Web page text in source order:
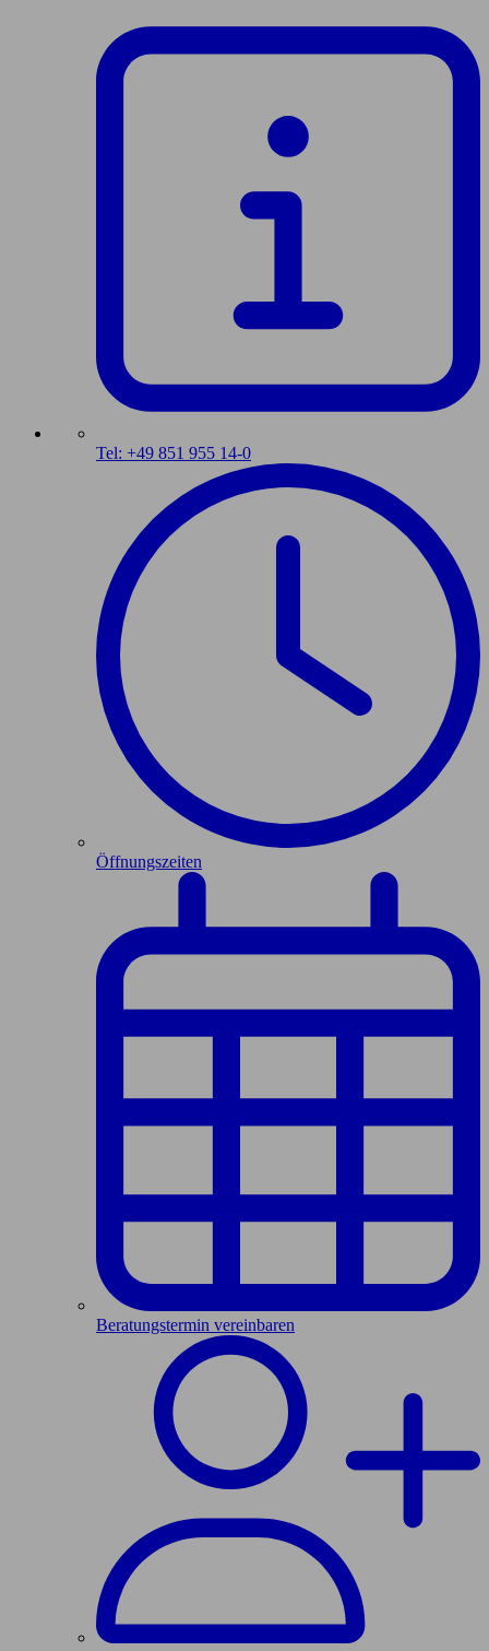
Tel: +49 851 955 14-0
Öffnungszeiten
Beratungstermin vereinbaren